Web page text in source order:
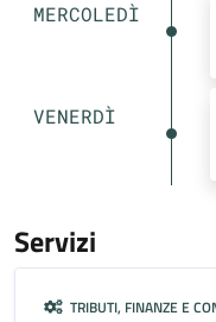
MERCOLEDÌ
VENERDÌ
Servizi
TRIBUTI, FINANZE E